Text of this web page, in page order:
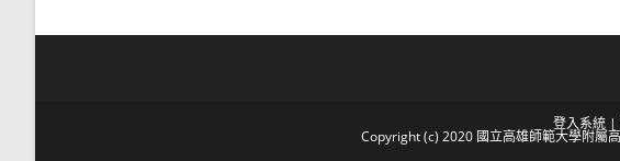
登入系統 |
Copyright (c) 2020 國立高雄師範大學附